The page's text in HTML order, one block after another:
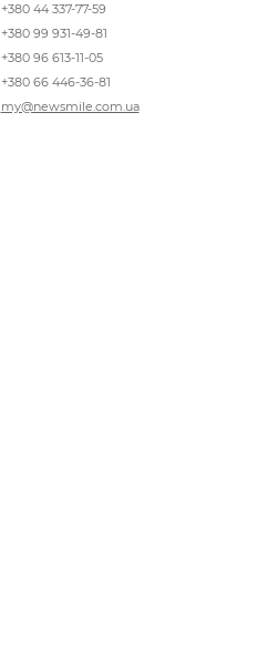
+380 44 337-77-59
+380 99 931-49-81
+380 96 613-11-05
+380 66 446-36-81
my@newsmile.com.ua